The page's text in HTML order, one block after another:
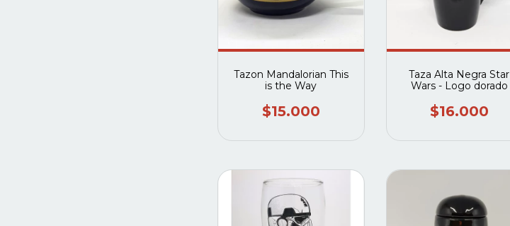
Tazon Mandalorian This
is the Way
$15.000
Taza Alta Negra Star
Wars - Logo dorado
$16.000